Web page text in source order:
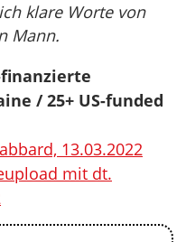
klare Worte von
Mann.
finanzierte
/ 25+ US-funded
13.03.2022
mit dt.